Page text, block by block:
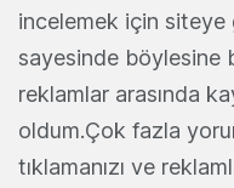
incelemek için siteye
sayesinde böylesine
reklamlar arasında
oldum.Çok fazla
tıklamanızı ve